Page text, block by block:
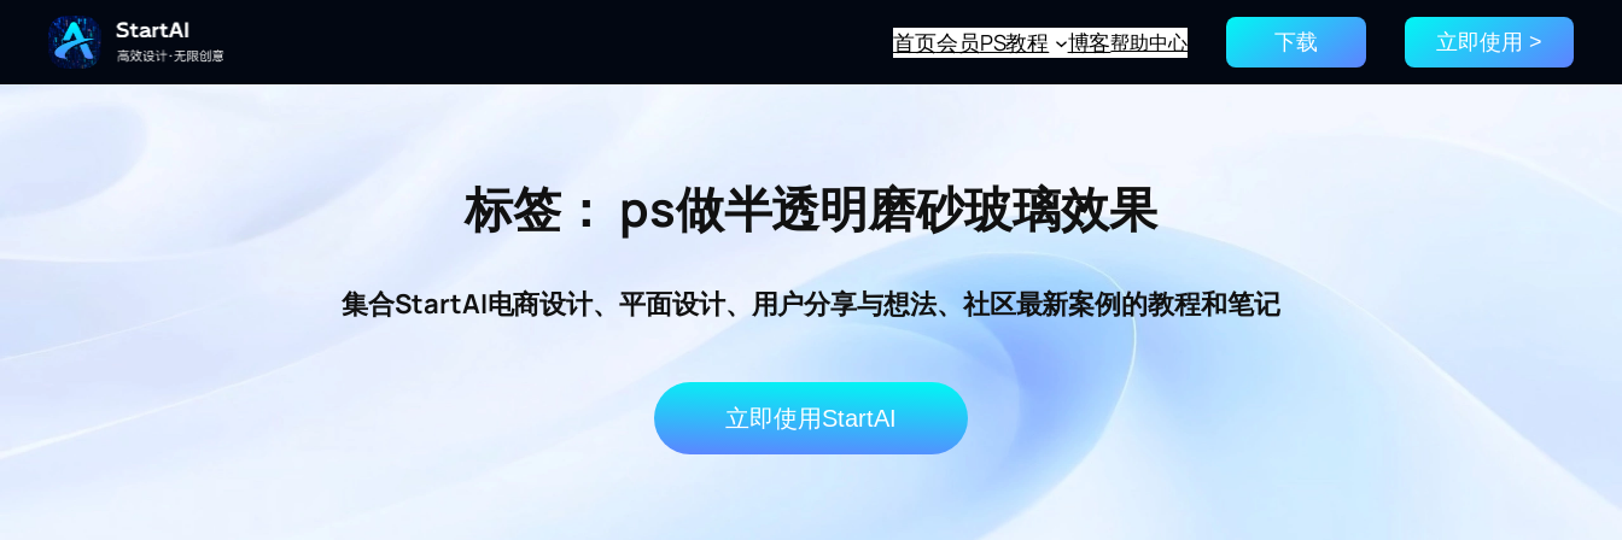
首页会员PS教程 博客帮助中心 下载 立即使用 >
标签： ps做半透明磨砂玻璃效果
集合StartAI电商设计、平面设计、用户分享与想法、社区最新案例的教程和笔记
立即使用StartAI